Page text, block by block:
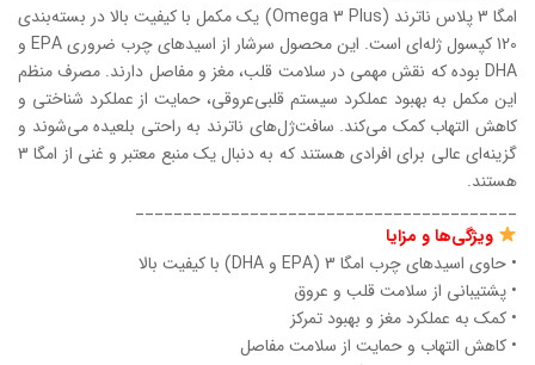
امگا 3 پلاس ناترند (Omega 3 Plus) یک مکمل با کیفیت بالا در بسته‌بندی
120 کپسول ژله‌ای است. این محصول سرشار از اسیدهای چرب ضروری EPA و
DHA بوده که نقش مهمی در سلامت قلب، مغز و مفاصل دارند. مصرف منظم
این مکمل به بهبود عملکرد سیستم قلبی‌عروقی، حمایت از عملکرد شناختی و
کاهش التهاب کمک می‌کند. سافت‌ژل‌های ناترند به راحتی بلعیده می‌شوند و
گزینه‌ای عالی برای افرادی هستند که به دنبال یک منبع معتبر و غنی از امگا 3
هستند.
________________________________________
ویژگی‌ها و مزایا
• حاوی اسیدهای چرب امگا 3 (EPA و DHA) با کیفیت بالا
• پشتیبانی از سلامت قلب و عروق
• کمک به عملکرد مغز و بهبود تمرکز
• کاهش التهاب و حمایت از سلامت مفاصل